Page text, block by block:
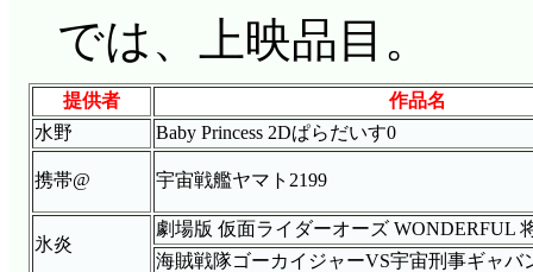
では、上映品目。
提供者
作品名
水野
Baby Princess 2Dぱらだいす0
携帯@ 宇宙戦艦ヤマト2199
氷炎
劇場版 仮面ライダーオーズ WONDERFUL
海賊戦隊ゴーカイジャーVS宇宙刑事ギャバ